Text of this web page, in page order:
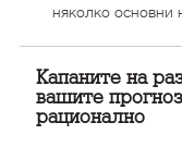
няколко основни
Капаните на
вашите
рационално